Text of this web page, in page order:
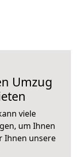
Umzug
viele
um Ihnen
Ihnen unsere